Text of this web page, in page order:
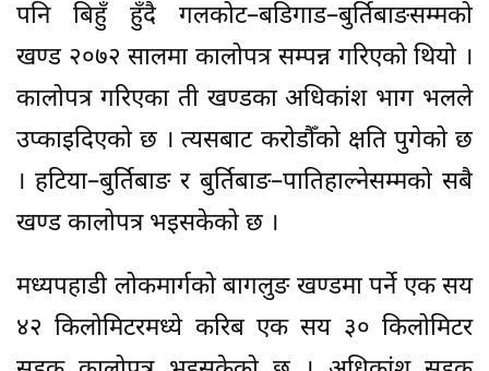
पनि बिहुँ हुँदै गलकोट–बडिगाड–बुर्तिबाङसम्मको
खण्ड २०७२ सालमा कालोपत्र सम्पन्न गरिएको थियो ।
कालोपत्र गरिएका ती खण्डका अधिकांश भाग भलले
उप्काइदिएको छ । त्यसबाट करोडौँको क्षति पुगेको छ
। हटिया–बुर्तिबाङ र बुर्तिबाङ–पातिहाल्नेसम्मको सबै
खण्ड कालोपत्र भइसकेको छ ।
मध्यपहाडी लोकमार्गको बागलुङ खण्डमा पर्ने एक सय
४२ किलोमिटरमध्ये करिब एक सय ३० किलोमिटर